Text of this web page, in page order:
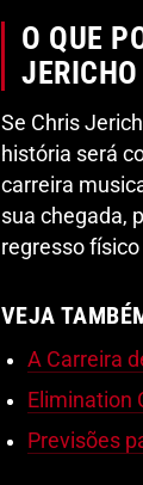
O QUE
Se Chris
história será
carreira
sua chegada,
regresso
VEJA
A Carreira
Elimination
Previsões